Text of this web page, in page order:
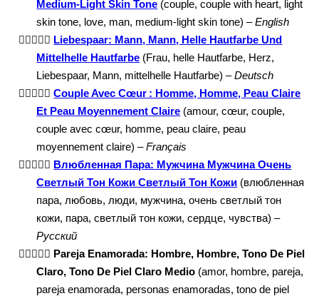
Medium-Light Skin Tone (couple, couple with heart, light
skin tone, love, man, medium-light skin tone) –English
👨🏻‍❤️‍👨🏼 Liebespaar: Mann, Mann, Helle Hautfarbe Und
Mittelhelle Hautfarbe (Frau, helle Hautfarbe, Herz,
Liebespaar, Mann, mittelhelle Hautfarbe) –Deutsch
👨🏻‍❤️‍👨🏼 Couple Avec Cœur : Homme, Homme, Peau Claire
Et Peau Moyennement Claire (amour, cœur, couple,
couple avec cœur, homme, peau claire, peau
moyennement claire) –Français
👨🏻‍❤️‍👨🏼 Влюбленная Пара: Мужчина Мужчина Очень
Светлый Тон Кожи Светлый Тон Кожи (влюбленная
пара, любовь, люди, мужчина, очень светлый тон
кожи, пара, светлый тон кожи, сердце, чувства) –
Русский
👨🏻‍❤️‍👨🏼 Pareja Enamorada: Hombre, Hombre, Tono De Piel
Claro, Tono De Piel Claro Medio (amor, hombre, pareja,
pareja enamorada, personas enamoradas, tono de piel